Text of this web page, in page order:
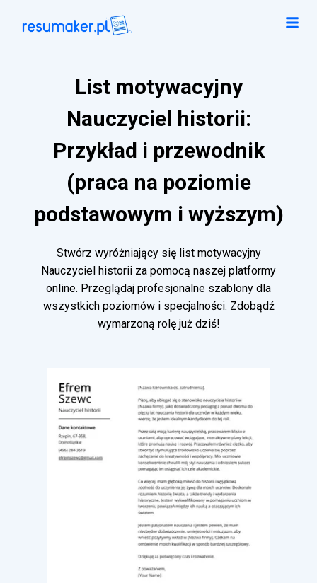
List motywacyjny
Nauczyciel historii:
Przykład i przewodnik
(praca na poziomie
podstawowym i wyższym)
Stwórz wyróżniający się list motywacyjny
Nauczyciel historii za pomocą naszej platformy
online. Przeglądaj profesjonalne szablony dla
wszystkich poziomów i specjalności. Zdobądź
wymarzoną rolę już dziś!